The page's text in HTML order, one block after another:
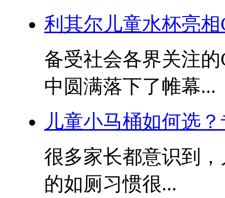
利其尔儿童水杯亮
备受社会各界关注
中圆满落下了帷幕...
儿童小马桶如何选
很多家长都意识到
的如厕习惯很...